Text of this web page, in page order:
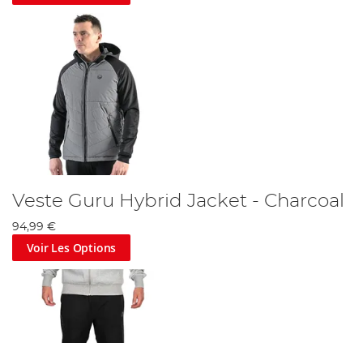
Veste Guru Hybrid Jacket - Charcoal
94,99 €
Voir Les Options